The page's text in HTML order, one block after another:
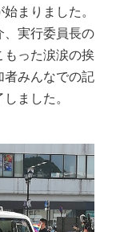
まりました。
、実行委員長の
もった涙涙の挨
者みんなでの記
ました。